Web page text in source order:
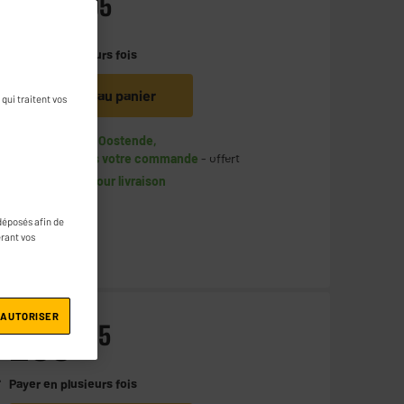
plusieurs fois
Ajouter au panier
Disponible à Oostende,
5 jours après votre commande - offert
Disponible pour livraison
299 95
Payer en plusieurs fois
qui traitent vos
afin de
vos